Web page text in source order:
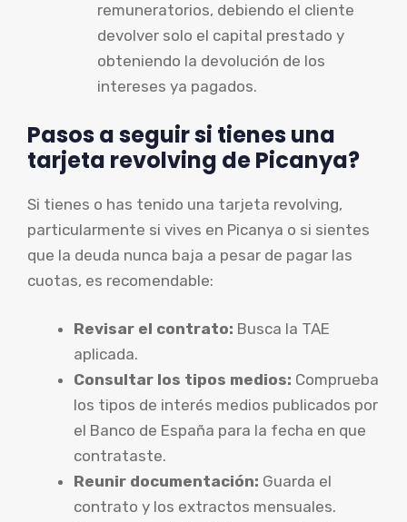
remuneratorios, debiendo el cliente
devolver solo el capital prestado y
obteniendo la devolución de los
intereses ya pagados.
Pasos a seguir si tienes una
tarjeta revolving de Picanya?
Si tienes o has tenido una tarjeta revolving,
particularmente si vives en Picanya o si sientes
que la deuda nunca baja a pesar de pagar las
cuotas, es recomendable:
Revisar el contrato: Busca la TAE
aplicada.
Consultar los tipos medios: Comprueba
los tipos de interés medios publicados por
el Banco de España para la fecha en que
contrataste.
Reunir documentación: Guarda el
contrato y los extractos mensuales.